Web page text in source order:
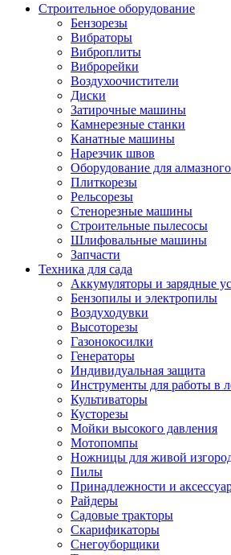
Строительное оборудование
Бензорезы
Вибраторы
Виброплиты
Виброрейки
Воздухоочистители
Диски
Затирочные машины
Камнерезные станки
Канатные машины
Нарезчик швов
Оборудование для
Плиткорезы
Рельсорезы
Стенорезные машины
Строительные пылесосы
Шлифовальные машины
Запчасти
Техника для сада
Аккумуляторы и зарядные
Бензопилы и электропилы
Воздуходувки
Высоторезы
Газонокосилки
Генераторы
Индивидуальная защита
Инструменты для работы в
Культиваторы
Кусторезы
Мойки высокого давления
Мотопомпы
Ножницы для живой
Пилы
Принадлежности и
Райдеры
Садовые тракторы
Скарификаторы
Снегоуборщики